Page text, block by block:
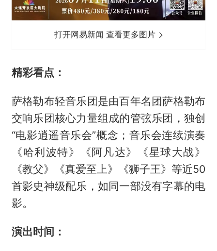
打开网易新闻 查看更多图片
精彩看点：
萨格勒布轻音乐团是由百年名团萨格勒布
交响乐团核心力量组成的管弦乐团，独创
“电影逍遥音乐会”概念；音乐会连续演奏
《哈利波特》《阿凡达》《星球大战》
《教父》《真爱至上》《狮子王》等近50
首影史神级配乐，如同一部没有字幕的电
影。
演出时间：